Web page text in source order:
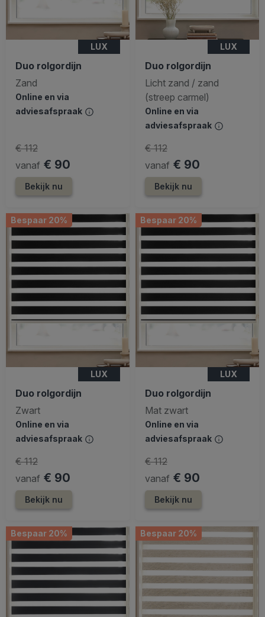
LUX
Duo rolgordijn
Zand
Online en via
adviesafspraak
vanaf € 90
€ 112
Bekijk nu
LUX
Duo rolgordijn
Licht zand / zand
(streep carmel)
Online en via
adviesafspraak
vanaf € 90
€ 112
Bekijk nu
Bespaar 20%
LUX
Duo rolgordijn
Zwart
Online en via
adviesafspraak
vanaf € 90
€ 112
Bekijk nu
Bespaar 20%
LUX
Duo rolgordijn
Mat zwart
Online en via
adviesafspraak
vanaf € 90
€ 112
Bekijk nu
Bespaar 20% Bespaar 20%